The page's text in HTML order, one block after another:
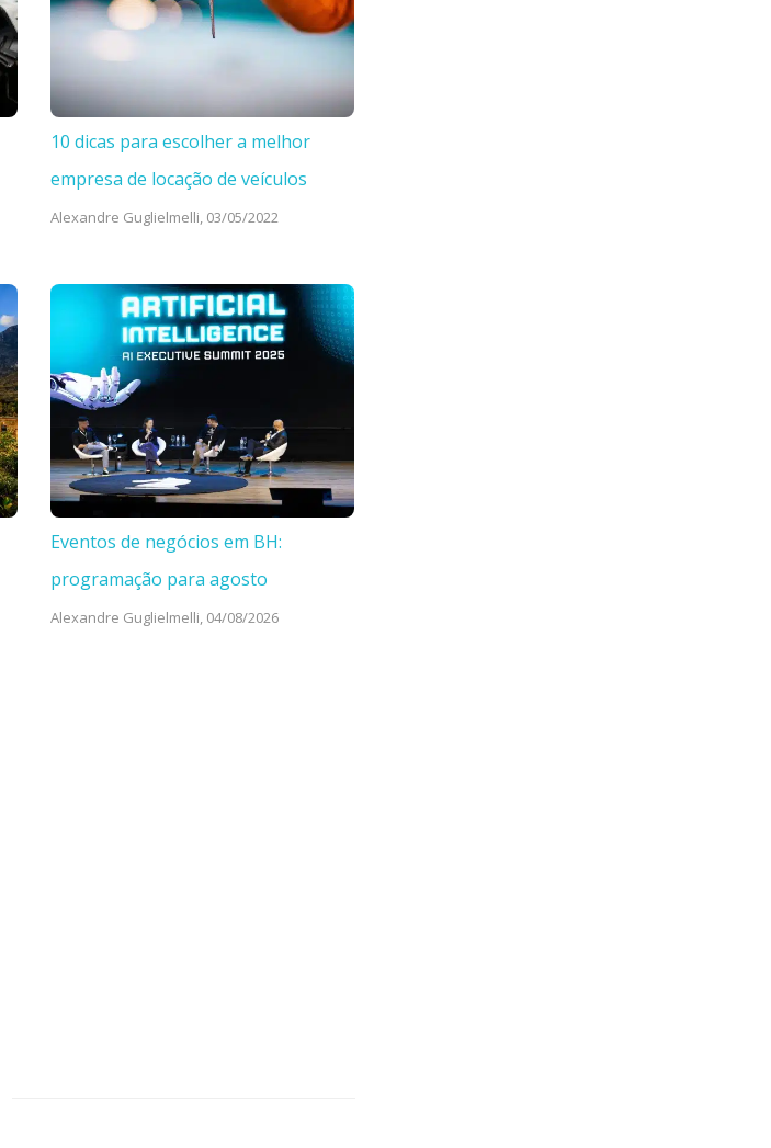
10 dicas para escolher a melhor
empresa de locação de veículos
Alexandre Guglielmelli, 03/05/2022
Eventos de negócios em BH:
programação para agosto
Alexandre Guglielmelli, 04/08/2026